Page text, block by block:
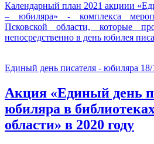
Календарный план 2021 акциии
– юбиляра» - комплекса
Псковской области, которые
непосредственно в день юбилея
Единый день писателя - юбиляра
Акция «Единый день
юбиляра в
области» в 2020 году